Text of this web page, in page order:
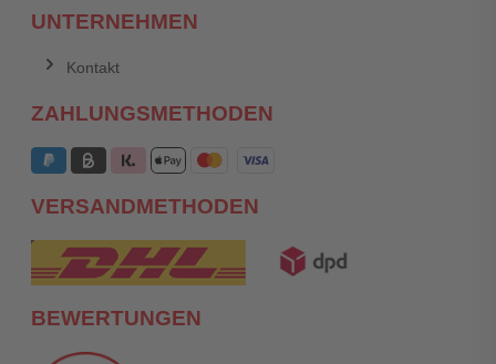
UNTERNEHMEN
Kontakt
ZAHLUNGSMETHODEN
VERSANDMETHODEN
BEWERTUNGEN